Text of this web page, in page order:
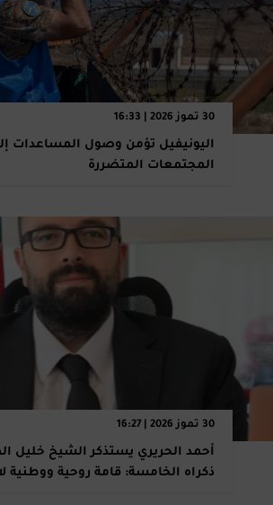
30 تموز 2026 | 16:33
اليونيفيل تؤمن وصول المساعدات
المجتمعات المتضررة
30 تموز 2026 | 16:27
أحمد الحريري يستذكر الشيخ خليل
ذكراه الخامسة: قامة روحية ووطنية